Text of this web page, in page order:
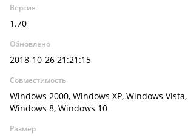
Версия
1.70
Обновлено
2018-10-26 21:21:15
Совместимость
Windows 2000, Windows XP, Windows
Windows 8, Windows 10
Размер